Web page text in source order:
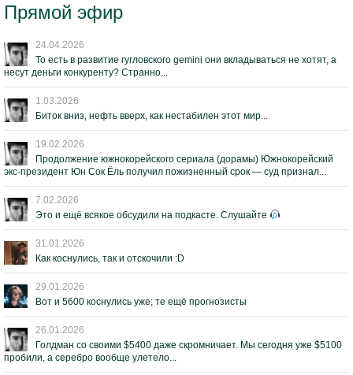
Прямой эфир
24.04.2026
То есть в развитие гугловского gemini они вкладываться не хотят, а
несут деньги конкуренту? Странно...
1.03.2026
Биток вниз, нефть вверх, как нестабилен этот мир...
19.02.2026
Продолжение южнокорейского сериала (дорамы) Южнокорейский
экс-президент Юн Сок Ёль получил пожизненный срок — суд признал...
7.02.2026
Это и ещё всякое обсудили на подкасте. Слушайте
31.01.2026
Как коснулись, так и отскочили :D
29.01.2026
Вот и 5600 коснулись уже; те ещё прогнозисты
26.01.2026
Голдман со своими $5400 даже скромничает. Мы сегодня уже $5100
пробили, а серебро вообще улетело...